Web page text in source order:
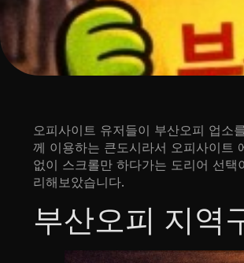
오피사이트 유저들이 부산오피 업소
께 이용하는 큰도시라서 오피사이트
없이 스크롤만 하다가는 도리어 선
리해보았습니다.
부산오피 지역